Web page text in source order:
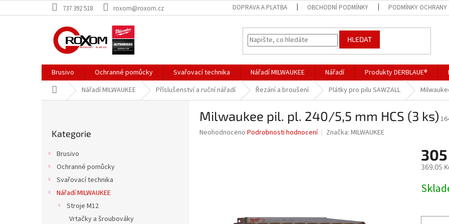
na
737 392 518 roxom@roxom.cz DOPRAVA A PLATBA OBCHODNÍ PODMÍNKY PODMÍNKY OCHRANY
HLEDAT
Brusivo Ochranné pomůcky Svařovací technika Nářadí MILWAUKEE Nářadí Produkty DERBLAUE®
Domů Nářadí MILWAUKEE Příslušenství a ruční nářadí Řezání a broušení Plátky pro pilu SAWZALL
kategorie
Kategorie
Brusivo
Ochranné pomůcky
Svařovací technika
Nářadí MILWAUKEE
Stroje M12
Vrtačky a šroubováky
Milwaukee pil. pl. 240/5,5 mm HCS (3 ks)
Průměrné
Neohodnoceno Podrobnosti hodnocení Značka: MILWAUKEE
369,05
cena: